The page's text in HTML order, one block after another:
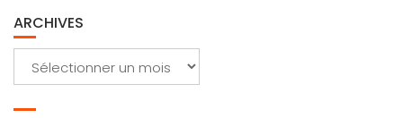
ARCHIVES